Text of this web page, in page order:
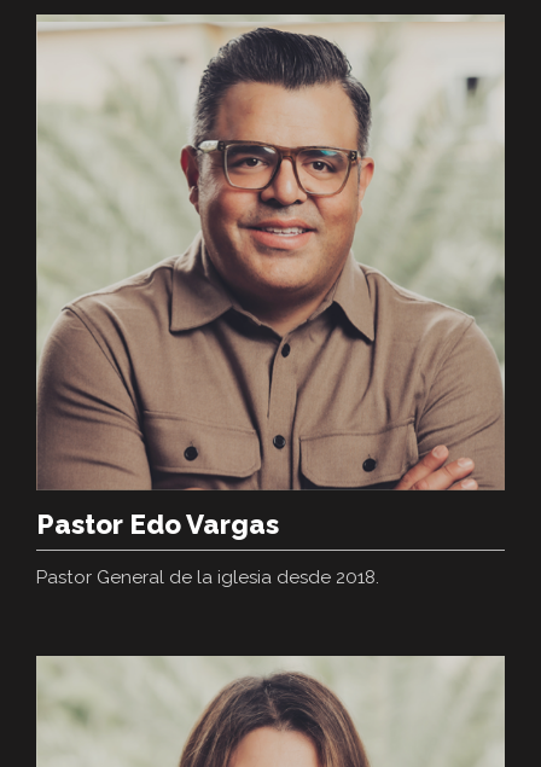
Pastor Edo Vargas
Pastor General de la iglesia desde 2018.